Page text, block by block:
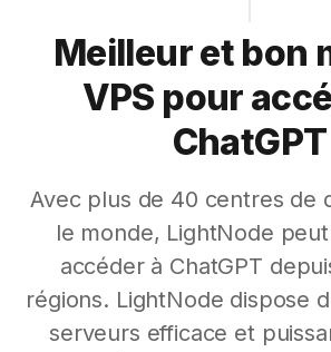
Meilleur et bon
VPS pour
ChatGPT
Avec plus de 40 centres de
le monde, LightNode
accéder à ChatGPT
régions. LightNode dispose
serveurs efficace et